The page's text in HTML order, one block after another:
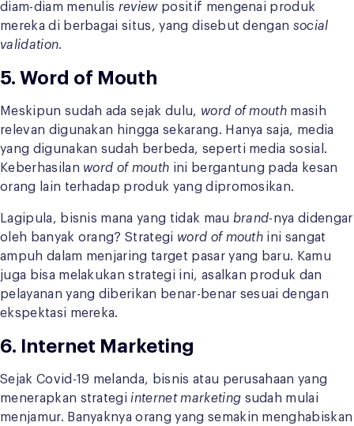
diam-diam menulis review positif mengenai produk
mereka di berbagai situs, yang disebut dengan social
validation.
5. Word of Mouth
Meskipun sudah ada sejak dulu, word of mouth masih
relevan digunakan hingga sekarang. Hanya saja, media
yang digunakan sudah berbeda, seperti media sosial.
Keberhasilan word of mouth ini bergantung pada kesan
orang lain terhadap produk yang dipromosikan.
Lagipula, bisnis mana yang tidak mau brand-nya didengar
oleh banyak orang? Strategi word of mouth ini sangat
ampuh dalam menjaring target pasar yang baru. Kamu
juga bisa melakukan strategi ini, asalkan produk dan
pelayanan yang diberikan benar-benar sesuai dengan
ekspektasi mereka.
6. Internet Marketing
Sejak Covid-19 melanda, bisnis atau perusahaan yang
menerapkan strategiinternet marketing sudah mulai
menjamur. Banyaknya orang yang semakin menghabiskan